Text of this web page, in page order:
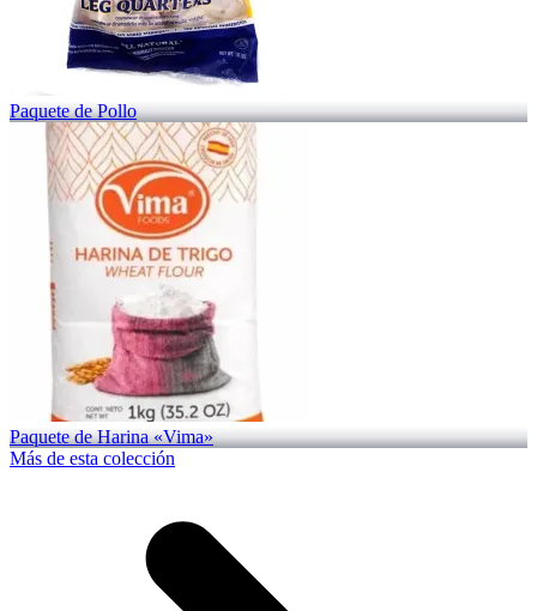
Paquete de Pollo
Paquete de Harina «Vima»
Más de esta colección